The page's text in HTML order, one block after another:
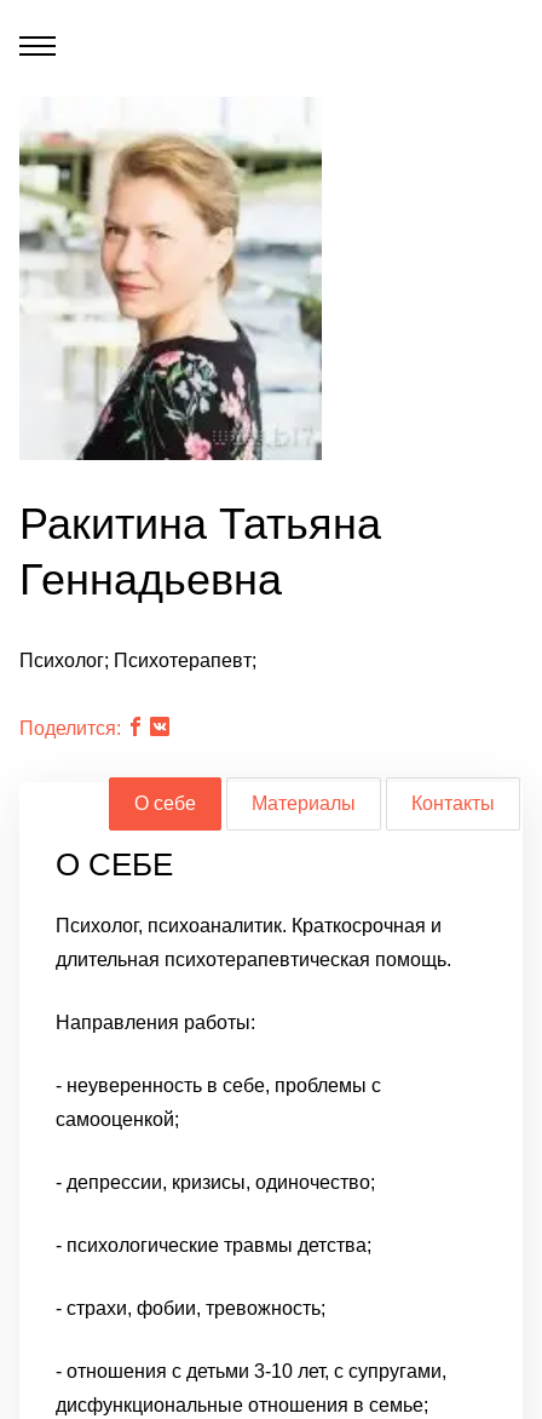
Ракитина Татьяна
Геннадьевна
Психолог; Психотерапевт;
Поделится:
О себе Материалы Контакты
О СЕБЕ
Психолог, психоаналитик. Краткосрочная и
длительная психотерапевтическая помощь.
Направления работы:
- неуверенность в себе, проблемы с
самооценкой;
- депрессии, кризисы, одиночество;
- психологические травмы детства;
- страхи, фобии, тревожность;
- отношения с детьми 3-10 лет, с супругами,
дисфункциональные отношения в семье;